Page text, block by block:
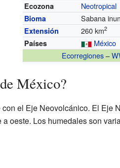
Ecozona Neotropical
Bioma Sabana
Extensión 260 km2
Países
México
Ecorregiones–
México?
el Eje Neovolcánico. El Eje
oeste. Los humedales son